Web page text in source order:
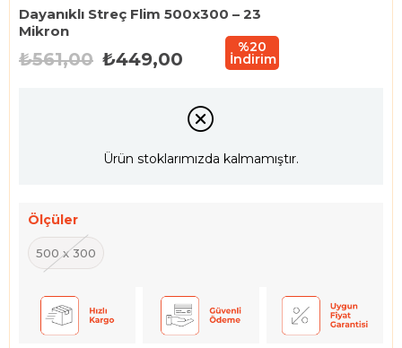
Dayanıklı Streç Flim 500x300 – 23
Mikron
%20
İndirim
₺561,00 ₺449,00
Ürün stoklarımızda kalmamıştır.
Ölçüler
500 x 300